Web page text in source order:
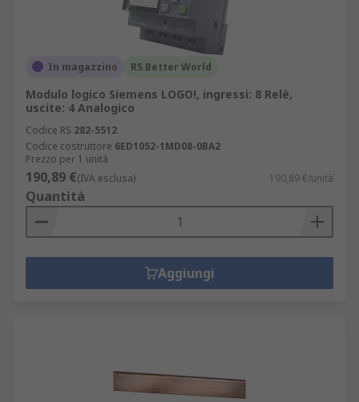
In magazzino RS Better World
Modulo logico Siemens LOGO!, ingressi: 8 Relè,
uscite: 4 Analogico
Codice RS 282-5512
Codice costruttore 6ED1052-1MD08-0BA2
Prezzo per 1 unità
190,89 €(IVA esclusa) 190,89 €/unità
Quantità
Aggiungi